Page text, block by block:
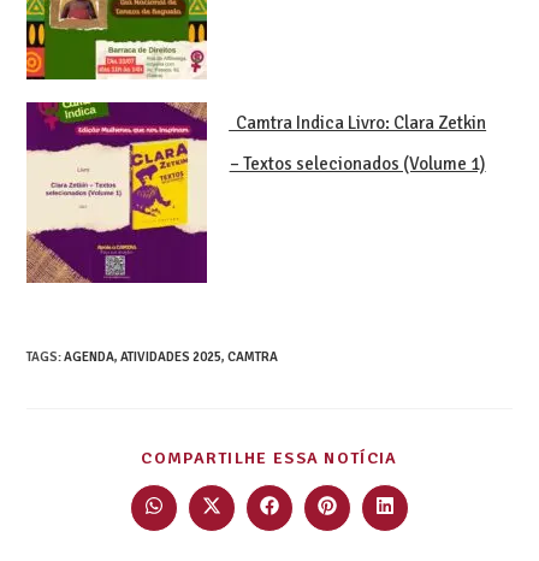
Camtra Indica Livro: Clara Zetkin
– Textos selecionados (Volume 1)
TAGS:AGENDA, ATIVIDADES 2025, CAMTRA
COMPARTILHE ESSA NOTÍCIA